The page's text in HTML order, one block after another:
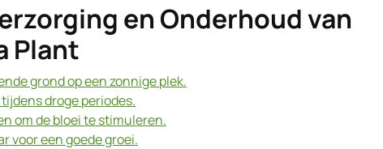
en Onderhoud van
Plant
grond op een zonnige plek.
droge periodes.
om de bloei te stimuleren.
voor een goede groei.